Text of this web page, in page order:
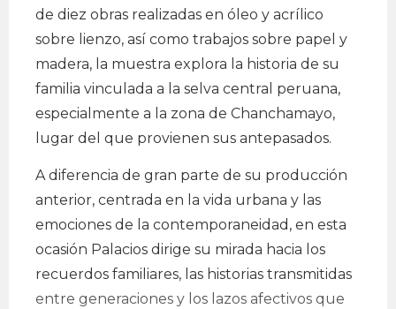
de diez obras realizadas en óleo y acrílico
sobre lienzo, así como trabajos sobre papel y
madera, la muestra explora la historia de su
familia vinculada a la selva central peruana,
especialmente a la zona de Chanchamayo,
lugar del que provienen sus antepasados.
A diferencia de gran parte de su producción
anterior, centrada en la vida urbana y las
emociones de la contemporaneidad, en esta
ocasión Palacios dirige su mirada hacia los
recuerdos familiares, las historias transmitidas
entre generaciones y los lazos afectivos que